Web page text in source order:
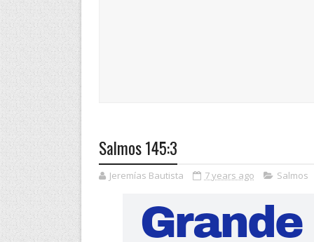
Salmos 145:3
Jeremías Bautista 7 years ago Salmos